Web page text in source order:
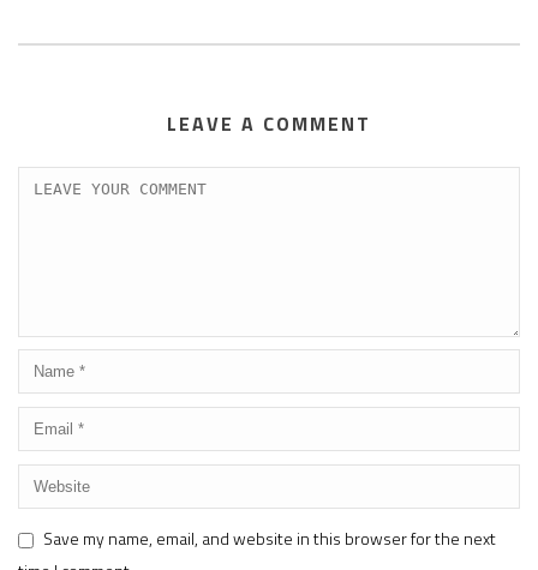
LEAVE A COMMENT
Save my name, email, and website in this browser for the next